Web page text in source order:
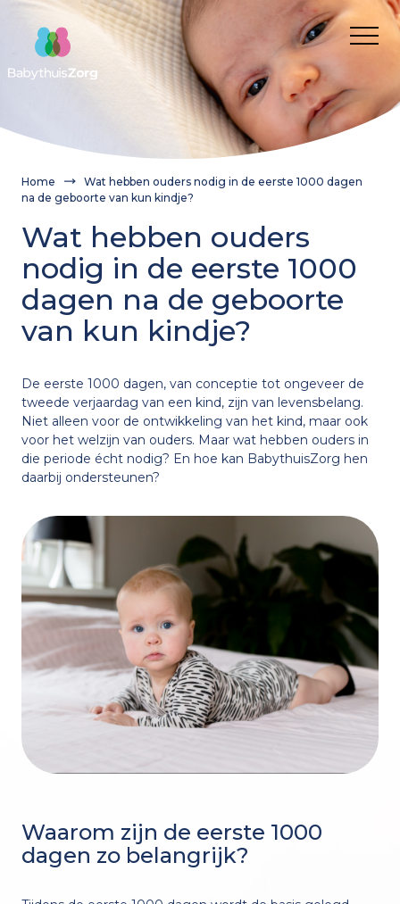
Over ons
Cliënt
Cliëntervaring
Route aanvragen BabythuisZorg
Wanneer inzetten?
Wat is BabythuisZorg?
Waarom BabythuisZorg?
Onze medewerkers
Theorie en cijfers
Franchisenemers
Franchisenemers
Gemeente
Informatie voor gemeenten en verwijzers
Route aanvragen BabythuisZorg
Nieuws
Werken bij
BabythuisZorg aanvragen
Onze medewerkers
Samenwerking met Feel
De eerste 1000 dagen
Home
Wat hebben ouders nodig in de eerste 1000 dagen
na de geboorte van kun kindje?
Wat hebben ouders
nodig in de eerste 1000
dagen na de geboorte
van kun kindje?
De eerste 1000 dagen, van conceptie tot ongeveer de
tweede verjaardag van een kind, zijn van levensbelang.
Niet alleen voor de ontwikkeling van het kind, maar ook
voor het welzijn van ouders. Maar wat hebben ouders in
die periode écht nodig? En hoe kan BabythuisZorg hen
daarbij ondersteunen?
Waarom zijn de eerste 1000
dagen zo belangrijk?